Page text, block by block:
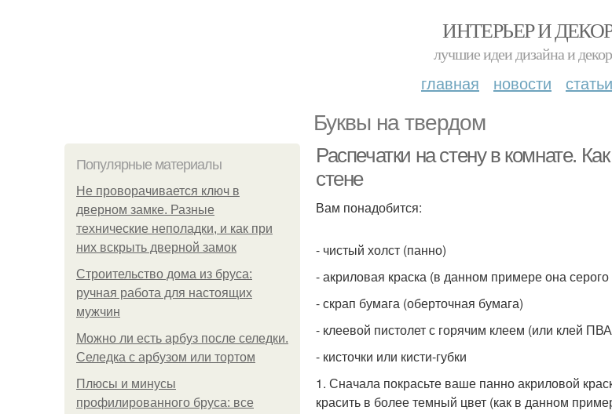
ИНТЕРЬЕР И
лучшие идеи дизайна и
главная новости статьи
Буквы на твердом
Популярные материалы
Не проворачивается ключ в
дверном замке. Разные
технические неполадки, и как при
них вскрыть дверной замок
Строительство дома из бруса:
ручная работа для настоящих
мужчин
Можно ли есть арбуз после селедки.
Селедка с арбузом или тортом
Плюсы и минусы
профилированного бруса: все
Распечатки на стену в комнате.
стене
Вам понадобится:
- чистый холст (панно)
- акриловая краска (в данном примере она серого
- скрап бумага (оберточная бумага)
- клеевой пистолет с горячим клеем (или клей
- кисточки или кисти-губки
1. Сначала покрасьте ваше панно акриловой
красить в более темный цвет (как в данном